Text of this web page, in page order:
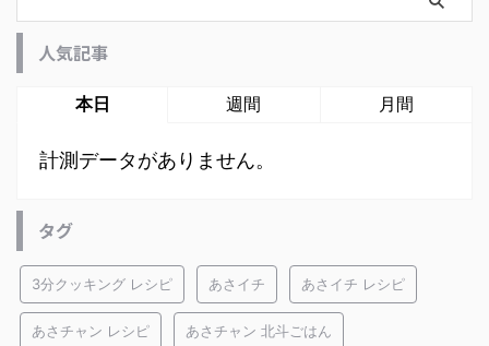
人気記事
本日 週間 月間
計測データがありません。
タグ
3分クッキング レシピ あさイチ あさイチ レシピ
あさチャン レシピ あさチャン 北斗ごはん